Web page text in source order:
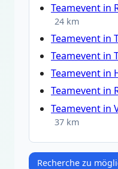
Teamevent in
24 km
Teamevent in
Teamevent in
Teamevent in
Teamevent in
Teamevent in
37 km
Recherche zu